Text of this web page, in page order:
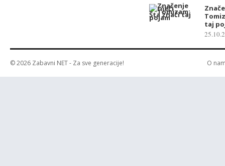
taj
© 2026 Zabavni NET- Za sve generacije! O